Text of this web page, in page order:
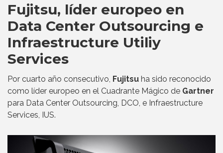
Fujitsu, líder europeo en
Data Center Outsourcing e
Infraestructure Utiliy
Services
Por cuarto año consecutivo, Fujitsu ha sido reconocido
como líder europeo en el Cuadrante Mágico de Gartner
para Data Center Outsourcing, DCO, e Infraestructure
Services, IUS.